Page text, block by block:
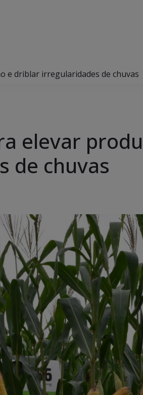
e driblar irregularidades de chuvas
elevar
de chuvas